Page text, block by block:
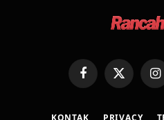
FacebookX
(Twitter)
KONTAK PRIVACY